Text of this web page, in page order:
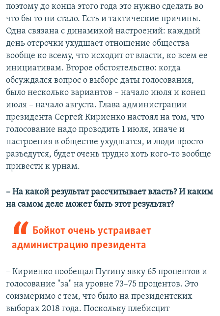
поэтому до конца этого года это нужно сделать во
что бы то ни стало. Есть и тактические причины.
Одна связана с динамикой настроений: каждый
день отсрочки ухудшает отношение общества
вообще ко всему, что исходит от власти, ко всем ее
инициативам. Второе обстоятельство: когда
обсуждался вопрос о выборе даты голосования,
было несколько вариантов – начало июля и конец
июля – начало августа. Глава администрации
президента Сергей Кириенко настоял на том, что
голосование надо проводить 1 июля, иначе и
настроения в обществе ухудшатся, и люди просто
разъедутся, будет очень трудно хоть кого-то вообще
привести к урнам.
– На какой результат рассчитывает власть? И каким
на самом деле может быть этот результат?
Бойкот очень устраивает
администрацию президента
– Кириенко пообещал Путину явку 65 процентов и
голосование "за" на уровне 73–75 процентов. Это
соизмеримо с тем, что было на президентских
выборах 2018 года. Поскольку плебисцит